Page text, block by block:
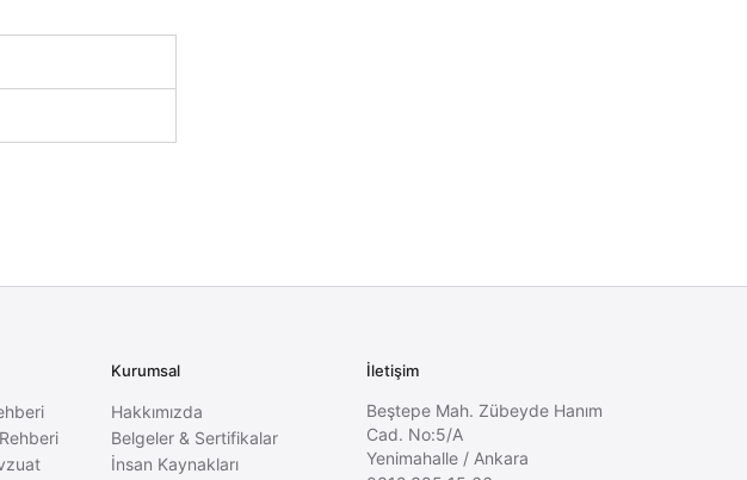
Kurumsal
Hakkımızda
Belgeler & Sertifikalar
İnsan Kaynakları
İletişim
Beştepe Mah. Zübeyde Hanım
Cad. No:5/A
Yenimahalle/ Ankara